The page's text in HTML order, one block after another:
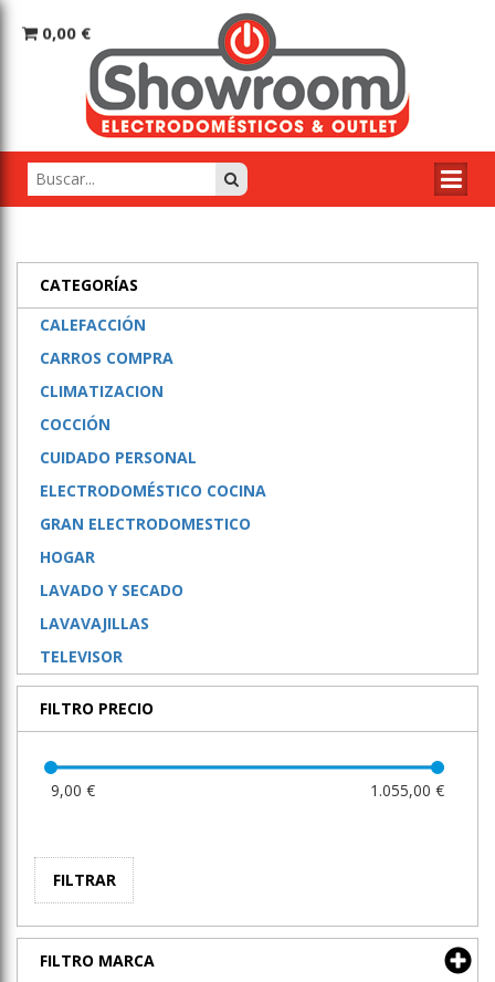
0,00 €
CATEGORÍAS
CALEFACCIÓN
CARROS COMPRA
CLIMATIZACION
COCCIÓN
CUIDADO PERSONAL
ELECTRODOMÉSTICO COCINA
GRAN ELECTRODOMESTICO
HOGAR
LAVADO Y SECADO
LAVAVAJILLAS
TELEVISOR
FILTRO PRECIO
9,00 € 1.055,00 €
FILTRAR
FILTRO MARCA